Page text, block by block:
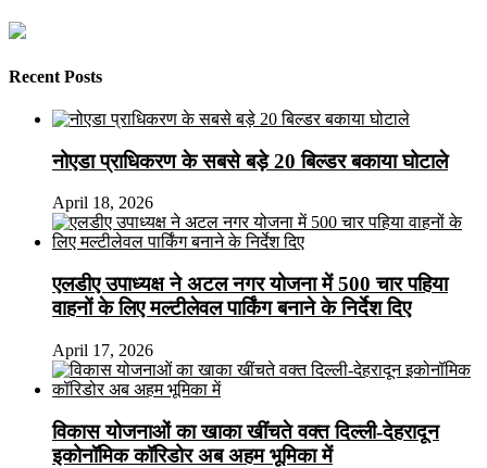
Recent Posts
नोएडा प्राधिकरण के सबसे बड़े 20 बिल्डर बकाया घोटाले
April 18, 2026
एलडीए उपाध्यक्ष ने अटल नगर योजना में 500 चार पहिया
वाहनों के लिए मल्टीलेवल पार्किंग बनाने के निर्देश दिए
April 17, 2026
विकास योजनाओं का खाका खींचते वक्त दिल्ली-देहरादून
इकोनॉमिक कॉरिडोर अब अहम भूमिका में